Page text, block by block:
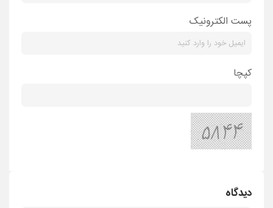
پست الکترونیک
کپچا
دیدگاه